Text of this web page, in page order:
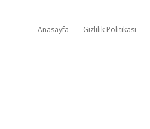
Anasayfa Gizlilik Politikası